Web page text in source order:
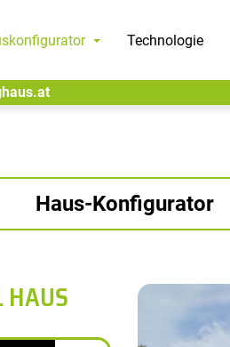
Technologie
Haus-Konfigurator
HAUS